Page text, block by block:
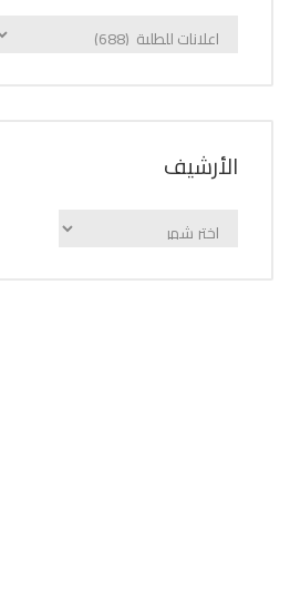
الإعلانات
اﻷرشيف
اﻷرشيف